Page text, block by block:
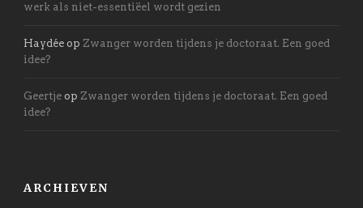
werk als niet-essentiëel wordt gezien
Haydée op Zwanger worden tijdens je doctoraat. Een goed
idee?
Geertje op Zwanger worden tijdens je doctoraat. Een goed
idee?
ARCHIEVEN